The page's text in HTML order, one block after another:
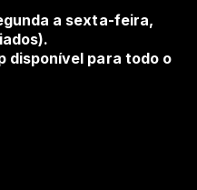
a sexta-feira,
disponível para todo o